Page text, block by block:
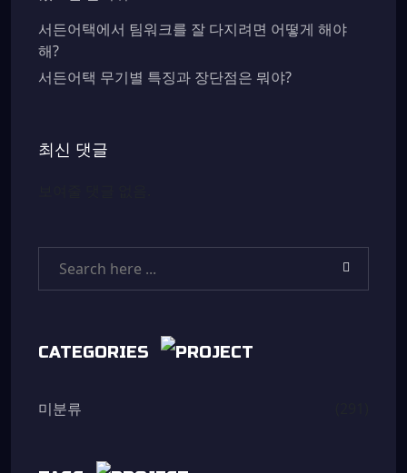
서든어택에서 팀워크를 잘 다지려면 어떻게 해야
해?
서든어택 무기별 특징과 장단점은 뭐야?
최신 댓글
CATEGORIES
미분류